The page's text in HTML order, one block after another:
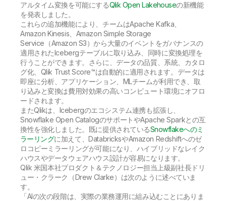
アルタイム変換を可能にするQlik Open Lakehouseの新機能
を発表しました。
これらの追加機能により、チームはApache Kafka、
Amazon Kinesis、Amazon Simple Storage
Service（Amazon S3）から大量のイベントをガバナンスの
適用されたIcebergテーブルに取り込み、同時に変換処理を
行うことができます。さらに、データの品質、系統、カタロ
グ化、Qlik Trust Score™は自動的に適用されます。データは
即座に分析、アプリケーション、MLチームが利用でき、取
り込みと変換は費用対効果の高いコンピュート環境にオフロ
ードされます。
またQlikは、Icebergのエコシステム連携も拡張し、
Snowflake Open CatalogのサポートやApache Sparkとの互
換性を強化しました。既に提供されているSnowflakeへのミ
ラーリングに加えて、DatabricksやAmazon Redshiftへのゼ
ロコピーミラーリングが可能になり、ハイブリッドなレイク
ハウスやデータウェアハウス設計が容易になります。
Qlik 米国本社プロダクト＆テクノロジー担当上級副社長ドリ
ュー・クラーク（Drew Clarke）は次のように述べていま
す。
「AIの次の段階は、実際の業務運用に組み込むことにありま